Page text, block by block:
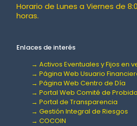
Horario de Lunes a Viernes de
horas.
Enlaces de interés
→ Activos Eventuales y Fijos en
→ Página Web Usuario
→ Página Web Centro de Día
→ Portal Web Comité de
→ Portal de Transparencia
→ Gestión Integral de Riesgos
→ COCOIN